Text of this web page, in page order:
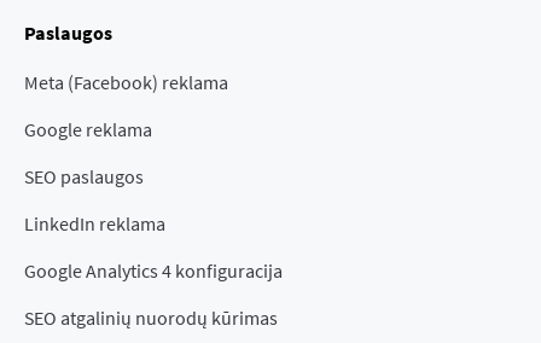
Paslaugos
Meta (Facebook) reklama
Google reklama
SEO paslaugos
LinkedIn reklama
Google Analytics 4 konfiguracija
SEO atgalinių nuorodų kūrimas